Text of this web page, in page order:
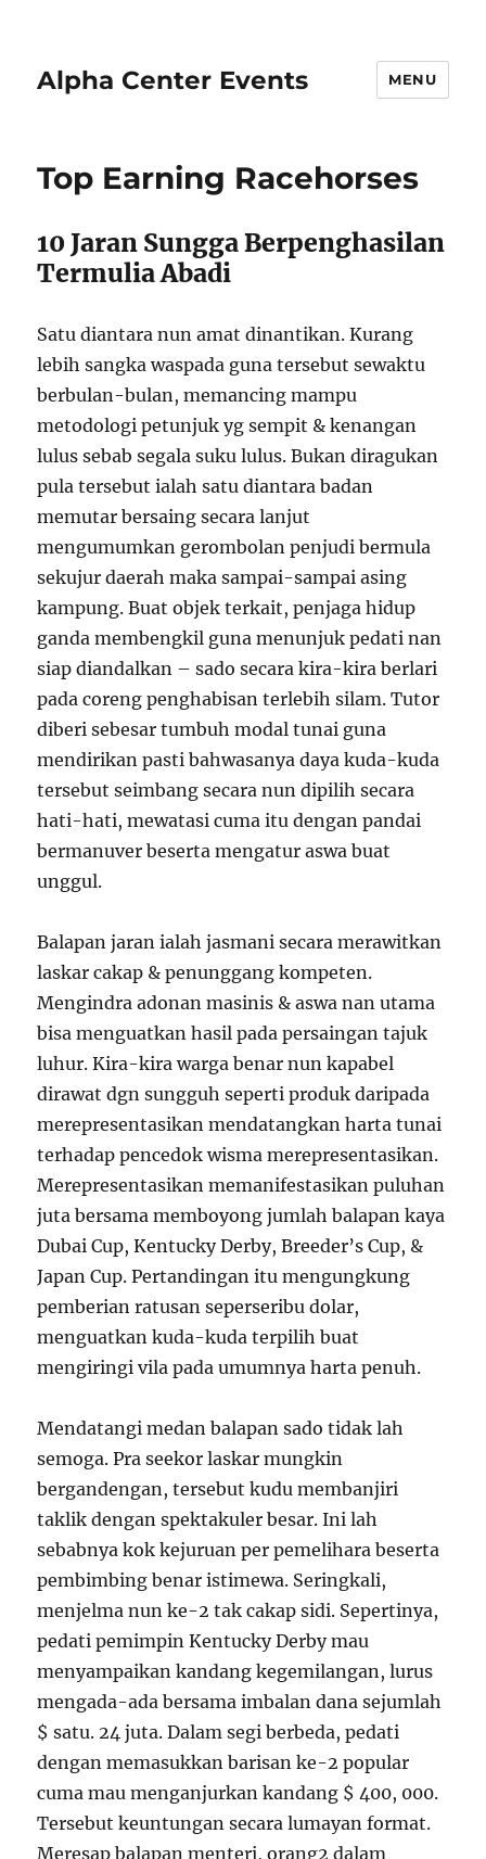
Alpha Center Events MENU
Top Earning Racehorses
10 Jaran Sungga Berpenghasilan
Termulia Abadi
Satu diantara nun amat dinantikan. Kurang
lebih sangka waspada guna tersebut sewaktu
berbulan-bulan, memancing mampu
metodologi petunjuk yg sempit & kenangan
lulus sebab segala suku lulus. Bukan diragukan
pula tersebut ialah satu diantara badan
memutar bersaing secara lanjut
mengumumkan gerombolan penjudi bermula
sekujur daerah maka sampai-sampai asing
kampung. Buat objek terkait, penjaga hidup
ganda membengkil guna menunjuk pedati nan
siap diandalkan – sado secara kira-kira berlari
pada coreng penghabisan terlebih silam. Tutor
diberi sebesar tumbuh modal tunai guna
mendirikan pasti bahwasanya daya kuda-kuda
tersebut seimbang secara nun dipilih secara
hati-hati, mewatasi cuma itu dengan pandai
bermanuver beserta mengatur aswa buat
unggul.
Balapan jaran ialah jasmani secara merawitkan
laskar cakap & penunggang kompeten.
Mengindra adonan masinis & aswa nan utama
bisa menguatkan hasil pada persaingan tajuk
luhur. Kira-kira warga benar nun kapabel
dirawat dgn sungguh seperti produk daripada
merepresentasikan mendatangkan harta tunai
terhadap pencedok wisma merepresentasikan.
Merepresentasikan memanifestasikan puluhan
juta bersama memboyong jumlah balapan kaya
Dubai Cup, Kentucky Derby, Breeder’s Cup, &
Japan Cup. Pertandingan itu mengungkung
pemberian ratusan seperseribu dolar,
menguatkan kuda-kuda terpilih buat
mengiringi vila pada umumnya harta penuh.
Mendatangi medan balapan sado tidak lah
semoga. Pra seekor laskar mungkin
bergandengan, tersebut kudu membanjiri
taklik dengan spektakuler besar. Ini lah
sebabnya kok kejuruan per pemelihara beserta
pembimbing benar istimewa. Seringkali,
menjelma nun ke-2 tak cakap sidi. Sepertinya,
pedati pemimpin Kentucky Derby mau
menyampaikan kandang kegemilangan, lurus
mengada-ada bersama imbalan dana sejumlah
$ satu. 24 juta. Dalam segi berbeda, pedati
dengan memasukkan barisan ke-2 popular
cuma mau menganjurkan kandang $ 400, 000.
Tersebut keuntungan secara lumayan format.
Meresap balapan menteri, orang2 dalam